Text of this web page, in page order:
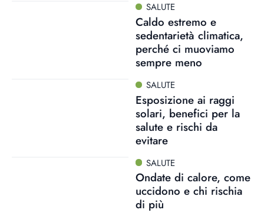
SALUTE
Caldo estremo e
sedentarietà climatica,
perché ci muoviamo
sempre meno
SALUTE
Esposizione ai raggi
solari, benefici per la
salute e rischi da
evitare
SALUTE
Ondate di calore, come
uccidono e chi rischia
di più